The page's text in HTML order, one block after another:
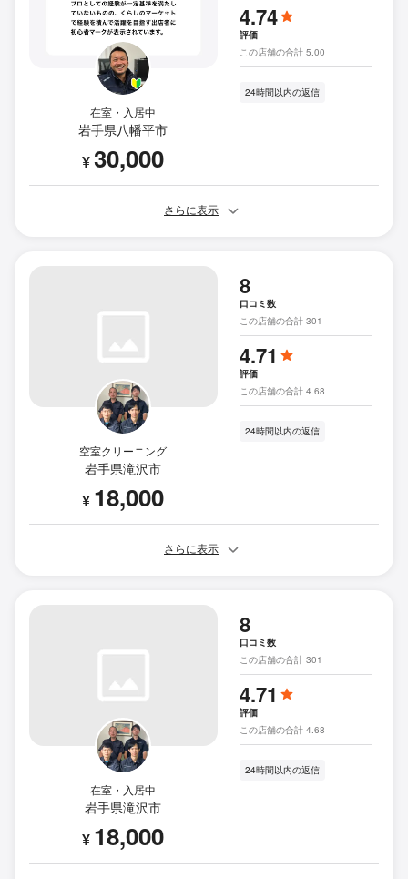
在室・入居中
岩手県八幡平市
¥30,000
4.74
評価
この店舗の合計 5.00
24時間以内の返信
さらに表示
空室クリーニング
岩手県滝沢市
¥ 18,000
8
口コミ数
この店舗の合計 301
4.71
評価
この店舗の合計 4.68
24時間以内の返信
さらに表示
在室・入居中
岩手県滝沢市
¥ 18,000
8
口コミ数
この店舗の合計 301
4.71
評価
この店舗の合計 4.68
24時間以内の返信